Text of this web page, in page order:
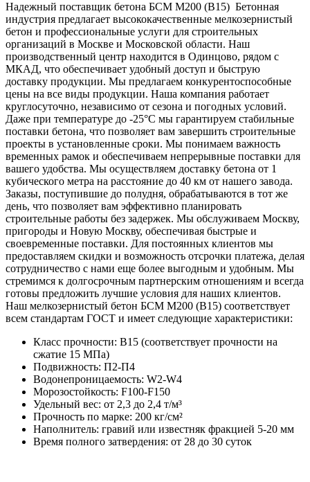
Надежный поставщик бетона БСМ М200 (В15) Бетонная
индустрия предлагает высококачественные мелкозернистый
бетон и профессиональные услуги для строительных
организаций в Москве и Московской области. Наш
производственный центр находится в Одинцово, рядом с
МКАД, что обеспечивает удобный доступ и быструю
доставку продукции. Мы предлагаем конкурентоспособные
цены на все виды продукции. Наша компания работает
круглосуточно, независимо от сезона и погодных условий.
Даже при температуре до -25°С мы гарантируем стабильные
поставки бетона, что позволяет вам завершить строительные
проекты в установленные сроки. Мы понимаем важность
временных рамок и обеспечиваем непрерывные поставки для
вашего удобства. Мы осуществляем доставку бетона от 1
кубического метра на расстояние до 40 км от нашего завода.
Заказы, поступившие до полудня, обрабатываются в тот же
день, что позволяет вам эффективно планировать
строительные работы без задержек. Мы обслуживаем Москву,
пригороды и Новую Москву, обеспечивая быстрые и
своевременные поставки. Для постоянных клиентов мы
предоставляем скидки и возможность отсрочки платежа, делая
сотрудничество с нами еще более выгодным и удобным. Мы
стремимся к долгосрочным партнерским отношениям и всегда
готовы предложить лучшие условия для наших клиентов.
Наш мелкозернистый бетон БСМ М200 (В15) соответствует
всем стандартам ГОСТ и имеет следующие характеристики:
Класс прочности: В15 (соответствует прочности на
сжатие 15 МПа)
Подвижность: П2-П4
Водонепроницаемость: W2-W4
Морозостойкость: F100-F150
Удельный вес: от 2,3 до 2,4 т/м³
Прочность по марке: 200 кг/см²
Наполнитель: гравий или известняк фракцией 5-20 мм
Время полного затвердения: от 28 до 30 суток